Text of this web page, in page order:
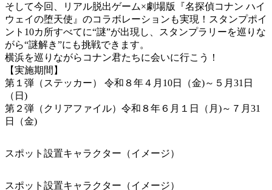
そして今回、リアル脱出ゲーム×劇場版『名探偵コナン ハイ
ウェイの堕天使』のコラボレーションも実現！スタンプポイ
ント10カ所すべてに“謎”が出現し、スタンプラリーを巡りな
がら“謎解き”にも挑戦できます。
横浜を巡りながらコナン君たちに会いに行こう！
【実施期間】
第１弾（ステッカー） 令和８年４月10日（金)～５月31日
（日)
第２弾（クリアファイル）令和８年６月１日（月)～７月31
日（金)
スポット設置キャラクター（イメージ）
スポット設置キャラクター（イメージ）